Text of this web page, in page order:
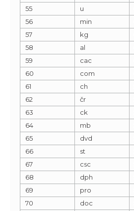
55
u
56
min
57
kg
58
al
59
cac
60
com
61
ch
62
čr
63
ck
64
mb
65
dvd
66
st
67
csc
68
dph
69
pro
70
doc